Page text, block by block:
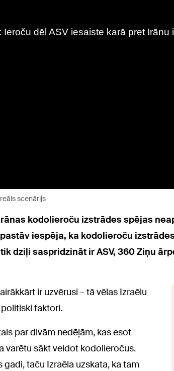
scenārijs
kodolieroču izstrādes spējas
iespēja, ka kodolieroču
dziļi saspridzināt ir ASV, 360 Ziņu
ir uzvērusi – tā vēlas Izraēlu
politiski faktori.
par divām nedēļām, kas esot
varētu sākt veidot kodolieročus.
taču Izraēla uzskata, ka tam